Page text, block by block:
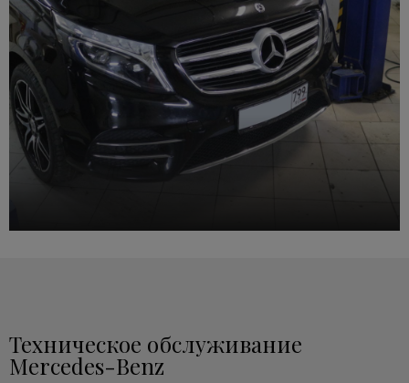
Техническое обслуживание
Mercedes-Benz